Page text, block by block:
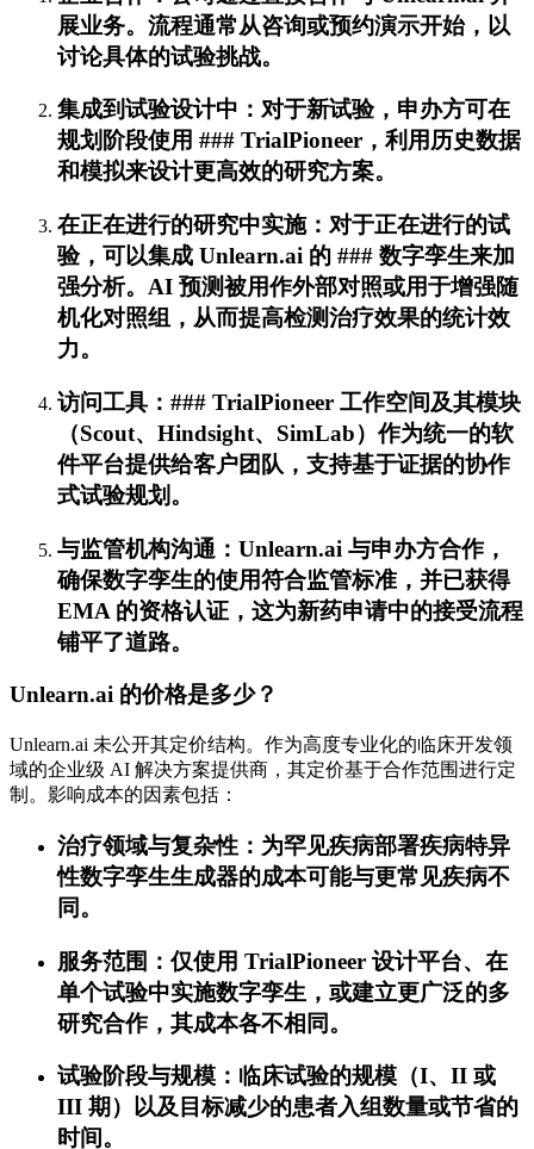
展业务。流程通常从咨询或预约演示开始，以
讨论具体的试验挑战。
集成到试验设计中：对于新试验，申办方可在
规划阶段使用 ### TrialPioneer，利用历史数据
和模拟来设计更高效的研究方案。
在正在进行的研究中实施：对于正在进行的试
验，可以集成 Unlearn.ai 的 ### 数字孪生来加
强分析。AI 预测被用作外部对照或用于增强随
机化对照组，从而提高检测治疗效果的统计效
力。
访问工具：### TrialPioneer 工作空间及其模块
（Scout、Hindsight、SimLab）作为统一的软
件平台提供给客户团队，支持基于证据的协作
式试验规划。
与监管机构沟通：Unlearn.ai 与申办方合作，
确保数字孪生的使用符合监管标准，并已获得
EMA 的资格认证，这为新药申请中的接受流程
铺平了道路。
Unlearn.ai 的价格是多少？
Unlearn.ai 未公开其定价结构。作为高度专业化的临床开发领
域的企业级 AI 解决方案提供商，其定价基于合作范围进行定
制。影响成本的因素包括：
治疗领域与复杂性：为罕见疾病部署疾病特异
性数字孪生生成器的成本可能与更常见疾病不
同。
服务范围：仅使用 TrialPioneer 设计平台、在
单个试验中实施数字孪生，或建立更广泛的多
研究合作，其成本各不相同。
试验阶段与规模：临床试验的规模（I、II 或
III 期）以及目标减少的患者入组数量或节省的
时间。